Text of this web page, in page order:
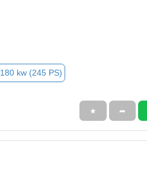
180 kw (245 PS)
★ ➦